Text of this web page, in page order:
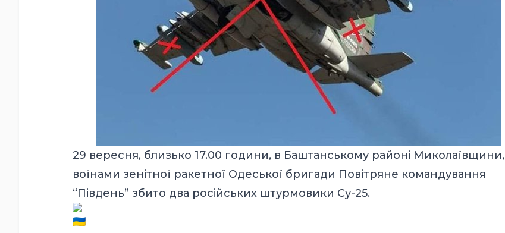
29 вересня, близько 17.00 години, в Баштанському районі Миколаївщини,
воїнами зенітної ракетної Одеської бригади Повітряне командування
“Південь” збито два російських штурмовики Су-25.